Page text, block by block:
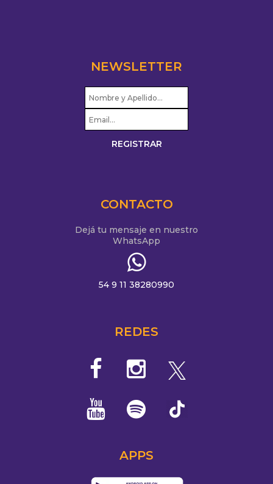
NEWSLETTER
CONTACTO
Dejá tu mensaje en nuestro
WhatsApp
54 9 11 38280990
REDES
APPS